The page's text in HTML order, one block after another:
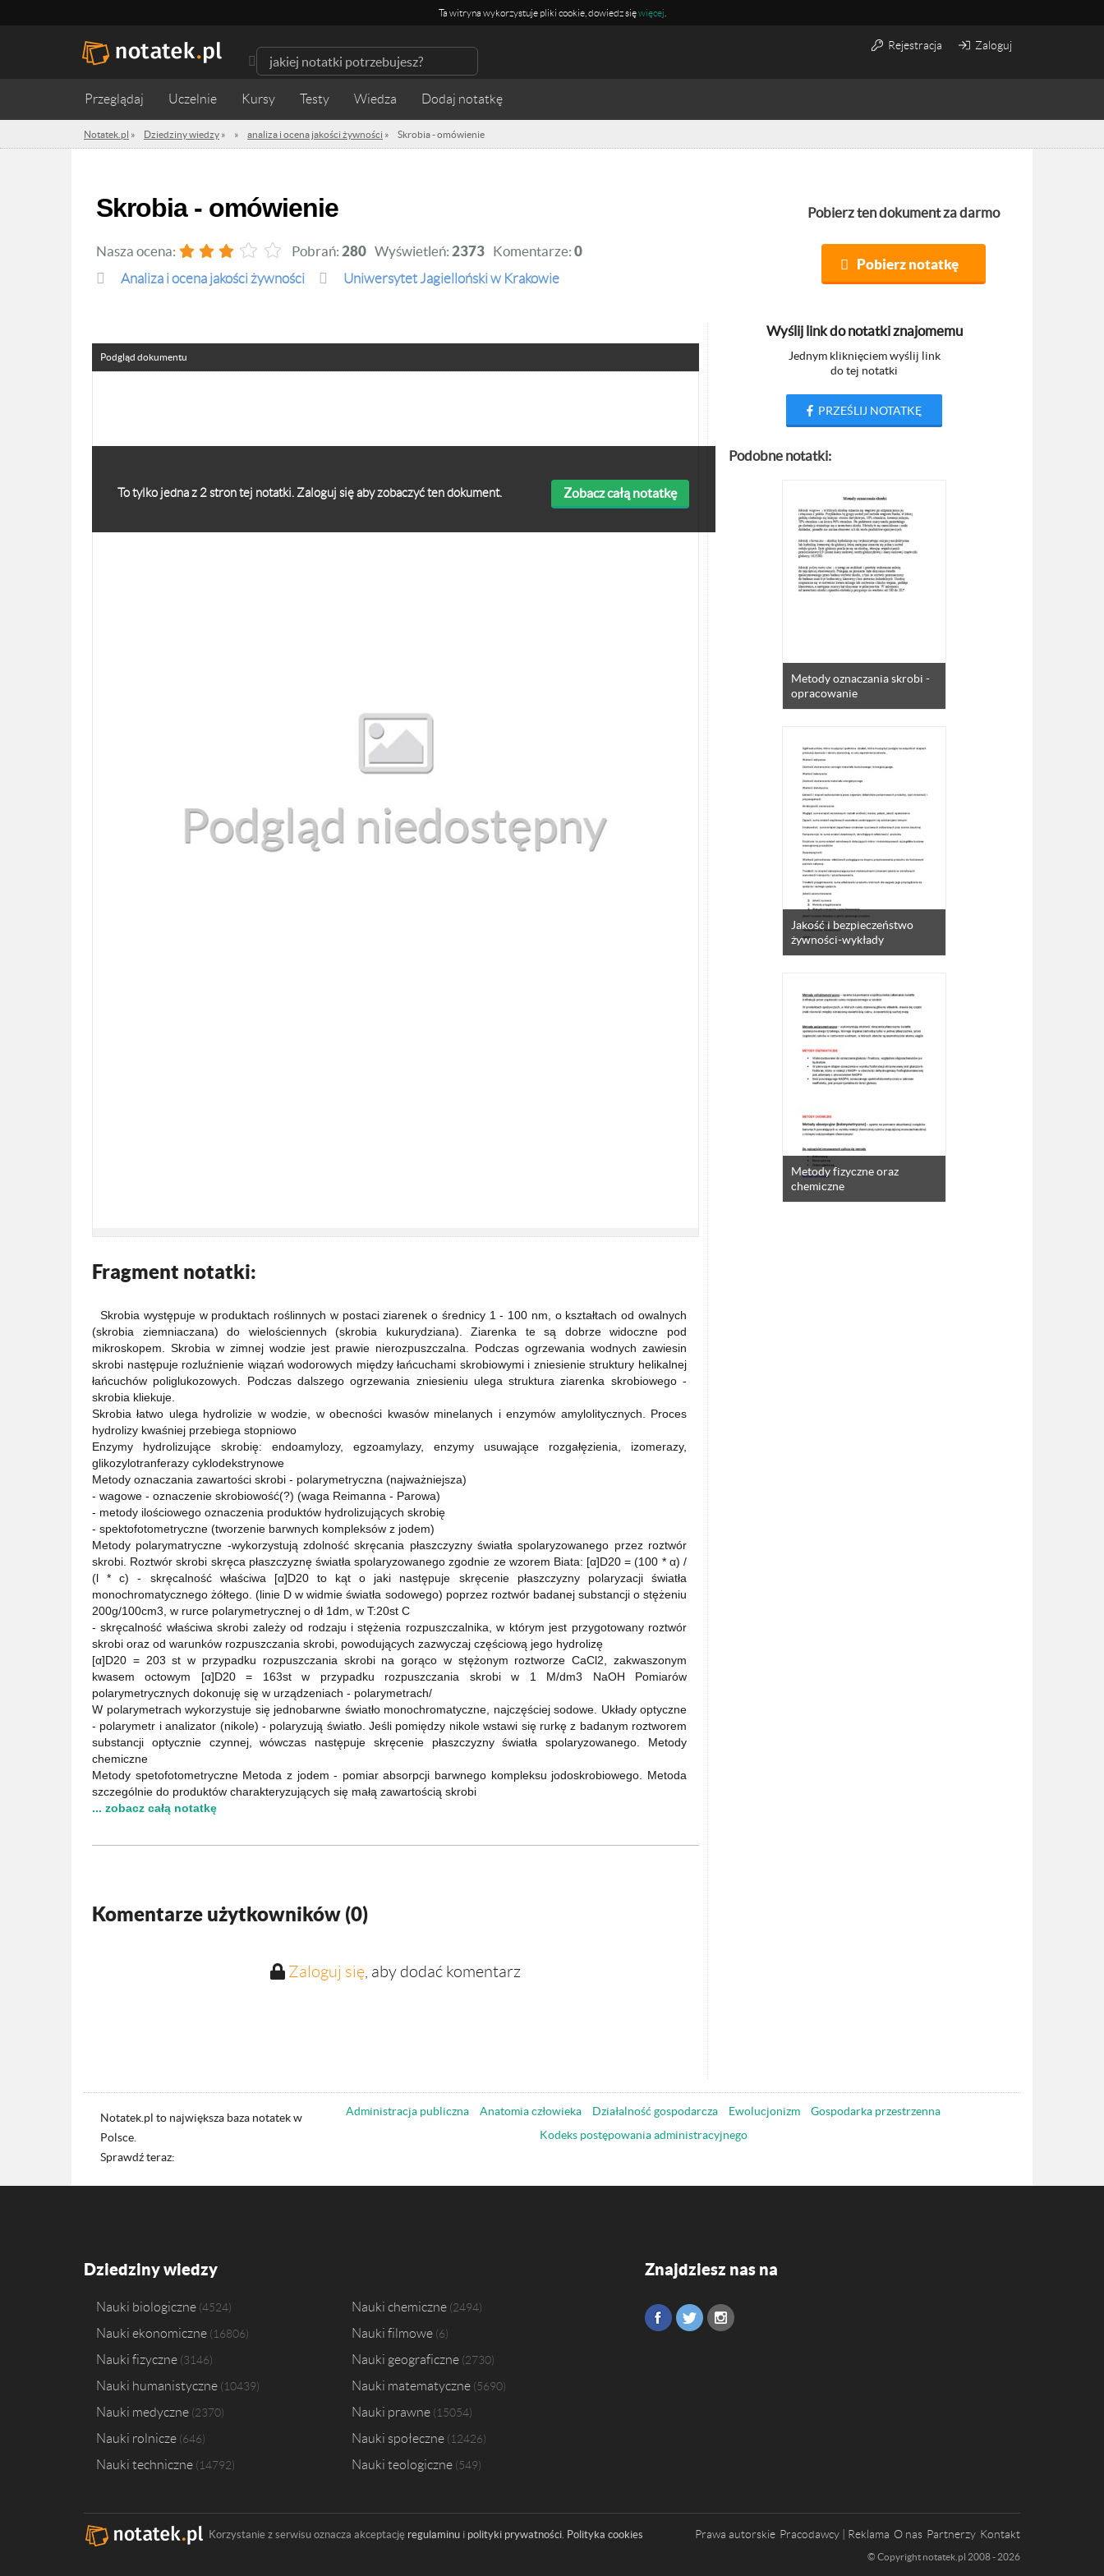
Ta witryna wykorzystuje pliki cookie, dowiedz sięwięcej
Rejestracja Zaloguj
Przeglądaj Uczelnie Kursy Testy Wiedza
Notatek.pl » Dziedziny wiedzy » » analiza i ocena jakości żywności » Skrobia - omówienie
Skrobia - omówienie
Nasza ocena: Pobrań: 280 Wyświetleń: 2373 Komentarze: 0
analiza i ocena jakości żywności Uniwersytet Jagielloński w Krakowie
Pobierz ten dokument za darmo
Pobierz notatkę
To tylko jedna z 2 stron tej notatki. Zaloguj się aby zobaczyć ten dokument. Zobacz całą notatkę
Podgląd dokumentu
Fragment notatki:
Skrobia występuje w produktach roślinnych w postaci ziarenek o średnicy 1 - 100 nm, o kształtach od owalnych
(skrobia ziemniaczana) do wielościennych (skrobia kukurydziana). Ziarenka te są dobrze widoczne pod
mikroskopem. Skrobia w zimnej wodzie jest prawie nierozpuszczalna. Podczas ogrzewania wodnych zawiesin
skrobi następuje rozluźnienie wiązań wodorowych między łańcuchami skrobiowymi i zniesienie struktury helikalnej
łańcuchów poliglukozowych. Podczas dalszego ogrzewania zniesieniu ulega struktura ziarenka skrobiowego -
skrobia kliekuje.
Skrobia łatwo ulega hydrolizie w wodzie, w obecności kwasów minelanych i enzymów amylolitycznych. Proces
hydrolizy kwaśniej przebiega stopniowo
Enzymy hydrolizujące skrobię: endoamylozy, egzoamylazy, enzymy usuwające rozgałęzienia, izomerazy,
glikozylotranferazy cyklodekstrynowe
Metody oznaczania zawartości skrobi - polarymetryczna (najważniejsza)
- wagowe - oznaczenie skrobiowość(?) (waga Reimanna - Parowa)
- metody ilościowego oznaczenia produktów hydrolizujących skrobię
- spektofotometryczne (tworzenie barwnych kompleksów z jodem)
Metody polarymatryczne -wykorzystują zdolność skręcania płaszczyzny światła spolaryzowanego przez roztwór
skrobi. Roztwór skrobi skręca płaszczyznę światła spolaryzowanego zgodnie ze wzorem Biata: [α]D20 = (100 * α) /
(l * c) - skręcalność właściwa [α]D20 to kąt o jaki następuje skręcenie płaszczyzny polaryzacji światła
monochromatycznego żółtego. (linie D w widmie światła sodowego) poprzez roztwór badanej substancji o stężeniu
200g/100cm3, w rurce polarymetrycznej o dł 1dm, w T:20st C
- skręcalność właściwa skrobi zależy od rodzaju i stężenia rozpuszczalnika, w którym jest przygotowany roztwór
skrobi oraz od warunków rozpuszczania skrobi, powodujących zazwyczaj częściową jego hydrolizę
[α]D20 = 203 st w przypadku rozpuszczania skrobi na gorąco w stężonym roztworze CaCl2, zakwaszonym
kwasem octowym [α]D20 = 163st w przypadku rozpuszczania skrobi w 1 M/dm3 NaOH Pomiarów
polarymetrycznych dokonuję się w urządzeniach - polarymetrach/
W polarymetrach wykorzystuje się jednobarwne światło monochromatyczne, najczęściej sodowe. Układy optyczne
- polarymetr i analizator (nikole) - polaryzują światło. Jeśli pomiędzy nikole wstawi się rurkę z badanym roztworem
substancji optycznie czynnej, wówczas następuje skręcenie płaszczyzny światła spolaryzowanego. Metody
chemiczne
Metody spetofotometryczne Metoda z jodem - pomiar absorpcji barwnego kompleksu jodoskrobiowego. Metoda
szczególnie do produktów charakteryzujących się małą zawartością skrobi
... zobacz całą notatkę
Komentarze użytkowników (0)
Zaloguj się, aby dodać komentarz
Wyślij link do notatki znajomemu
Jednym kliknięciem wyślij link
do tej notatki
PRZEŚLIJ NOTATKĘ
Podobne notatki:
Metody oznaczania skrobi -
opracowanie
Jakość i bezpieczeństwo
żywności-wykłady
Metody fizyczne oraz
chemiczne
Notatek.pl to największa baza notatek w
Polsce.
Sprawdź teraz:
Administracja publiczna Anatomia człowieka Działalność gospodarcza Ewolucjonizm
Gospodarka przestrzenna
Kodeks postępowania administracyjnego
Dziedziny wiedzy
Nauki biologiczne 4524 Nauki chemiczne 2494
Nauki ekonomiczne 16806 Nauki filmowe 6
Nauki fizyczne 3146 Nauki geograficzne 2730
Nauki humanistyczne 10439 Nauki matematyczne 5690
Nauki medyczne 2370 Nauki prawne 15054
Nauki rolnicze 646 Nauki społeczne 12426
Nauki techniczne 14792 Nauki teologiczne 549
Znajdziesz nas na
Korzystanie z serwisu oznacza akceptację regulaminu i polityki prywatności. Polityka cookies Prawa autorskie Pracodawcy | Reklama O nas Partnerzy Kontakt
© Copyright notatek.pl 2008 - 2026